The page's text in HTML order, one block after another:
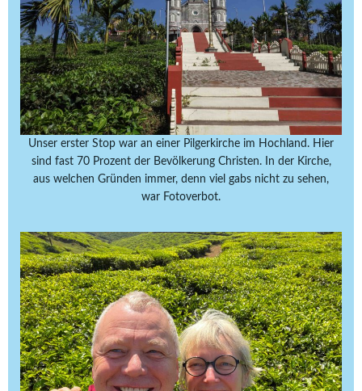
Unser erster Stop war an einer Pilgerkirche im Hochland. Hier
sind fast 70 Prozent der Bevölkerung Christen. In der Kirche,
aus welchen Gründen immer, denn viel gabs nicht zu sehen,
war Fotoverbot.